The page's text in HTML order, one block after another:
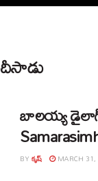
బాలయ్య డైలాగ్
BY కృష్ MARCH 31,